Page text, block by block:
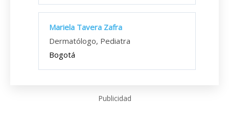
Mariela Tavera Zafra
Dermatólogo, Pediatra
Bogotá
Publicidad